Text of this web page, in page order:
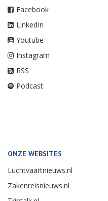
Facebook
LinkedIn
Youtube
Instagram
RSS
Podcast
ONZE WEBSITES
Luchtvaartnieuws.nl
Zakenreisnieuws.nl